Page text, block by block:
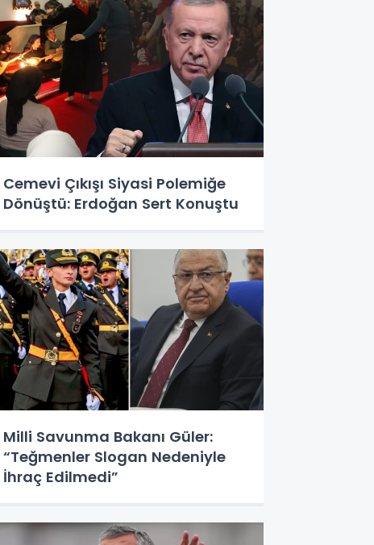
Cemevi Çıkışı Siyasi Polemiğe
Dönüştü: Erdoğan Sert Konuştu
Milli Savunma Bakanı Güler:
“Teğmenler Slogan Nedeniyle
İhraç Edilmedi”